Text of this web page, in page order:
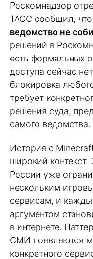
Роскомнадзор
ТАСС сообщил, что
ведомство не
решений в
есть формальных
доступа сейчас
блокировка
требует
решения суда,
самого ведомства.
История с
широкий
России уже
нескольким
сервисам, и
аргументом
в интернете.
СМИ появляются
конкретного